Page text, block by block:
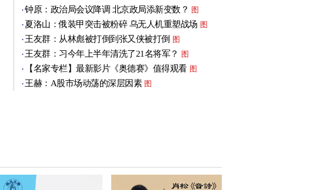
钟原：政治局会议降调 北京政局添新变数？ 图
夏洛山：俄装甲突击被粉碎 乌无人机重塑战场 图
王友群：从林彪被打倒到张又侠被打倒 图
王友群：习今年上半年清洗了21名将军？ 图
【名家专栏】最新影片《奥德赛》值得观看 图
王赫：A股市场动荡的深层因素 图